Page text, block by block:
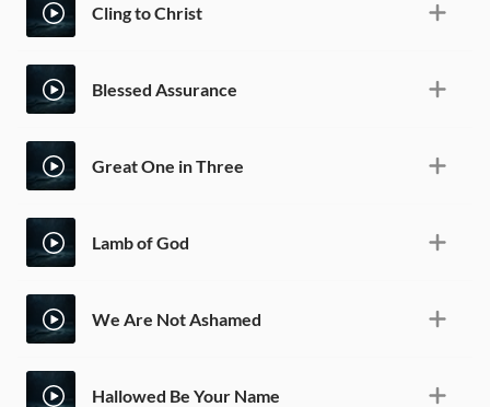
Cling to Christ
Blessed Assurance
Great One in Three
Lamb of God
We Are Not Ashamed
Hallowed Be Your Name